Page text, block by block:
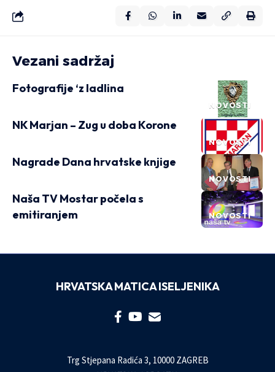
Vezani sadržaj
NOVOSTI
Fotografije ‘z ladlina
NOVOSTI
NK Marjan – Zug u doba Korone
NOVOSTI
Nagrade Dana hrvatske knjige
NOVOSTI
Naša TV Mostar počela s
emitiranjem
HRVATSKA MATICA ISELJENIKA
Trg Stjepana Radića 3, 10000 ZAGREB